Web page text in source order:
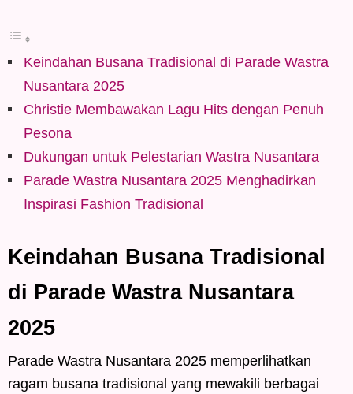
Keindahan Busana Tradisional di Parade Wastra
Nusantara 2025
Christie Membawakan Lagu Hits dengan Penuh
Pesona
Dukungan untuk Pelestarian Wastra Nusantara
Parade Wastra Nusantara 2025 Menghadirkan
Inspirasi Fashion Tradisional
Keindahan Busana Tradisional
di Parade Wastra Nusantara
2025
Parade Wastra Nusantara 2025 memperlihatkan
ragam busana tradisional yang mewakili berbagai